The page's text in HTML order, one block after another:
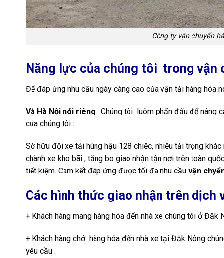
Công ty vận chuyển
Năng lực của chúng tôi trong vận
Để đáp ứng nhu cầu ngày càng cao của vận tải hàng hóa
Và Hà Nội nói riêng . Chúng tôi luôm phấn đấu để nâng
của chúng tôi :
Sở hữu đội xe tải hùng hậu 128 chiếc, nhiều tải trọng
chành xe kho bãi , tăng bo giao nhận tận nơi trên toàn
tiết kiệm. Cam kết đáp ứng được tối đa nhu cầu vận
Các hình thức giao nhận trên dịch
+ Khách hàng mang hàng hóa đến nhà xe chúng tôi ở
+ Khách hàng chở hàng hóa đến nhà xe tại Đắk Nông
yêu cầu .